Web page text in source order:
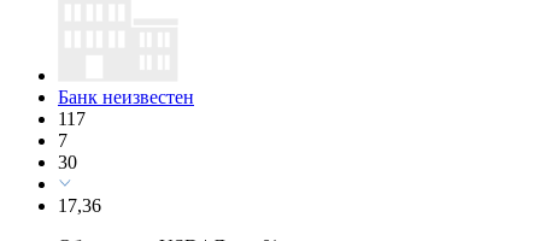
Банк неизвестен
117
7
30
17,36